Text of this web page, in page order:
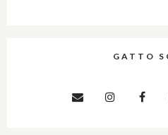
GATTO